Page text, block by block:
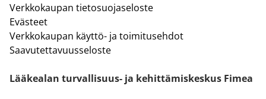
Verkkokaupan tietosuojaseloste
Evästeet
Verkkokaupan käyttö- ja toimitusehdot
Saavutettavuusseloste
Lääkealan turvallisuus- ja kehittämiskeskus Fimea